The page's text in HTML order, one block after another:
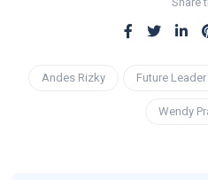
Andes Rizky Future
Wendy